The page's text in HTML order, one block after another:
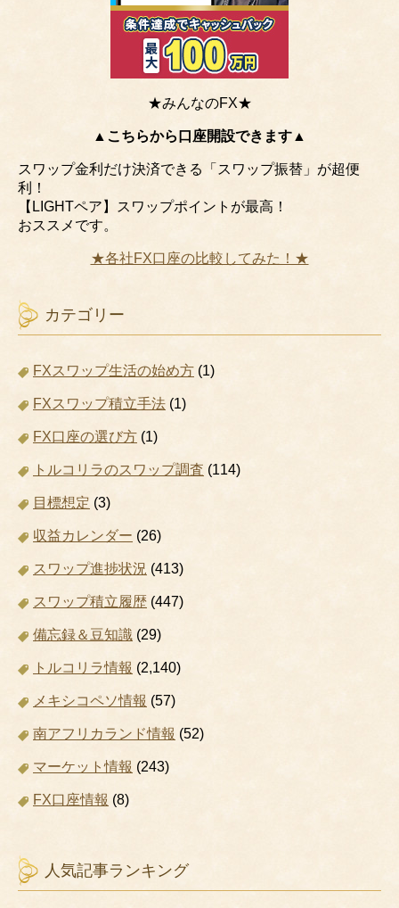
★みんなのFX★
▲こちらから口座開設できます▲
スワップ金利だけ決済できる「スワップ振替」が超便
利！
【LIGHTペア】スワップポイントが最高！
おススメです。
★各社FX口座の比較してみた！★
カテゴリー
FXスワップ生活の始め方 (1)
FXスワップ積立手法 (1)
FX口座の選び方 (1)
トルコリラのスワップ調査 (114)
目標想定 (3)
収益カレンダー (26)
スワップ進捗状況 (413)
スワップ積立履歴 (447)
備忘録＆豆知識 (29)
トルコリラ情報 (2,140)
メキシコペソ情報 (57)
南アフリカランド情報 (52)
マーケット情報 (243)
FX口座情報 (8)
人気記事ランキング